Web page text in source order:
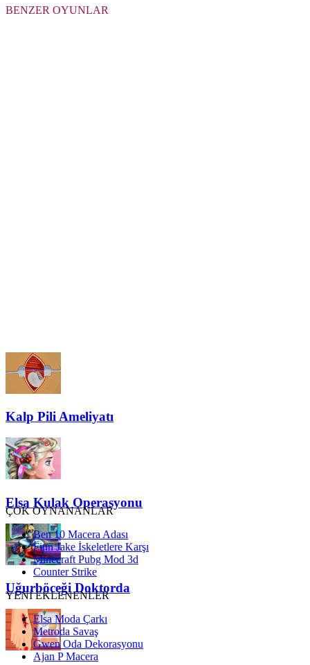
BENZER OYUNLAR
Kalp Pili Ameliyatı
Elsa Kulak Operasyonu
Uğurböceği Doktorda
ÇOK OYNANANLAR
Ben 10 Macera Adası
Finn Jake İskeletlere Karşı
Minecraft Pubg Mod 3d
Counter Strike
YENİ EKLENENLER
Elsa Moda Çarkı
Metroda Savaş
Gwen Oda Dekorasyonu
Ajan P Macera